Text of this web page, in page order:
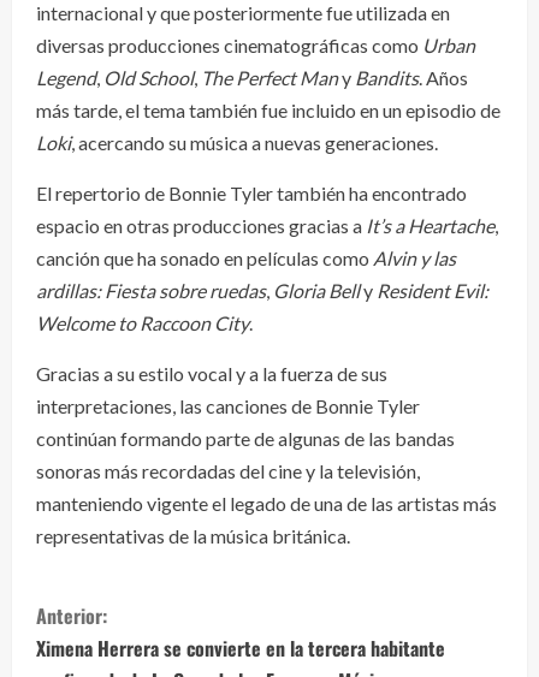
internacional y que posteriormente fue utilizada en
diversas producciones cinematográficas como Urban
Legend, Old School, The Perfect Many Bandits. Años
más tarde, el tema también fue incluido en un episodio de
Loki, acercando su música a nuevas generaciones.
El repertorio de Bonnie Tyler también ha encontrado
espacio en otras producciones gracias a It’s a Heartache,
canción que ha sonado en películas como Alvin y las
ardillas: Fiesta sobre ruedas, Gloria Belly Resident Evil:
Welcome to Raccoon City.
Gracias a su estilo vocal y a la fuerza de sus
interpretaciones, las canciones de Bonnie Tyler
continúan formando parte de algunas de las bandas
sonoras más recordadas del cine y la televisión,
manteniendo vigente el legado de una de las artistas más
representativas de la música británica.
S
i
Anterior:
Ximena Herrera se convierte en la tercera habitante